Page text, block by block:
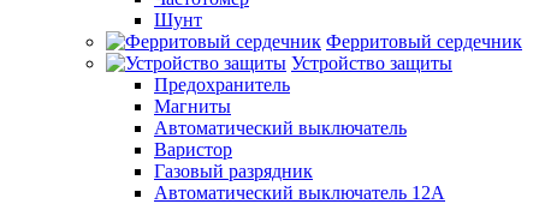
Шунт
Ферритовый сердечник
Устройство защиты
Предохранитель
Магниты
Автоматический выключатель
Варистор
Газовый разрядник
Автоматический выключатель 12А